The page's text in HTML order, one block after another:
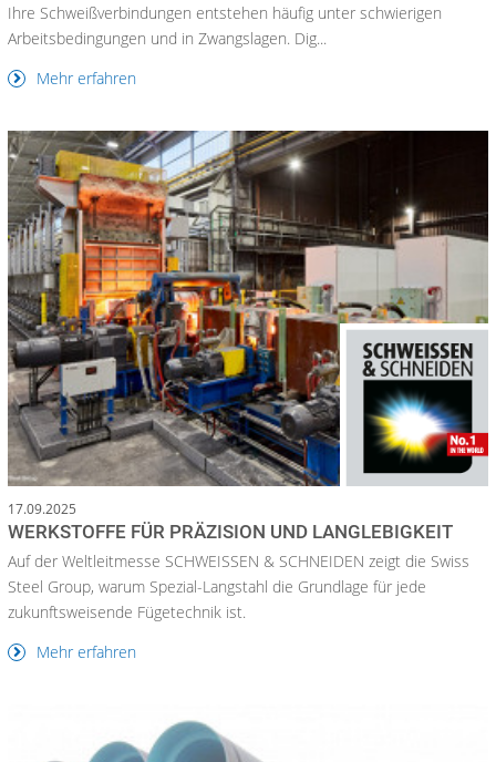
Ihre Schweißverbindungen entstehen häufig unter schwierigen
Arbeitsbedingungen und in Zwangslagen. Dig...
Mehr erfahren
17.09.2025
WERKSTOFFE FÜR PRÄZISION UND LANGLEBIGKEIT
Auf der Weltleitmesse SCHWEISSEN & SCHNEIDEN zeigt die Swiss
Steel Group, warum Spezial-Langstahl die Grundlage für jede
zukunftsweisende Fügetechnik ist.
Mehr erfahren